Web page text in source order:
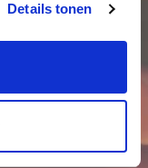
Details tonen